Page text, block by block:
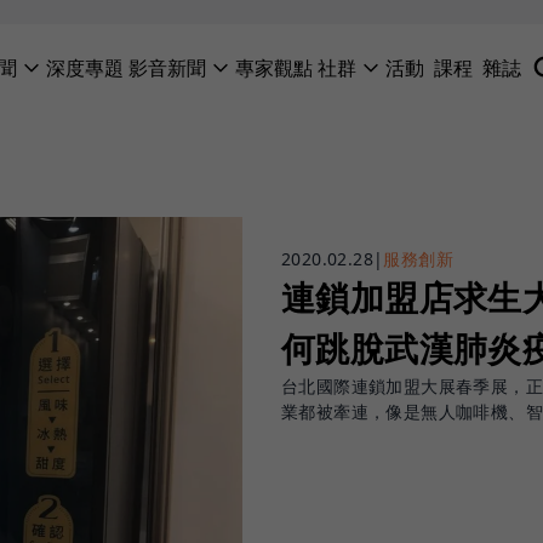
深度專題 影音新聞 專家觀點社群 活動 課程 雜誌
2020.02.28| 服務創新
連鎖加盟店求生
何跳脫武漢肺炎
台北國際連鎖加盟大展春季展，
業都被牽連，像是無人咖啡機、